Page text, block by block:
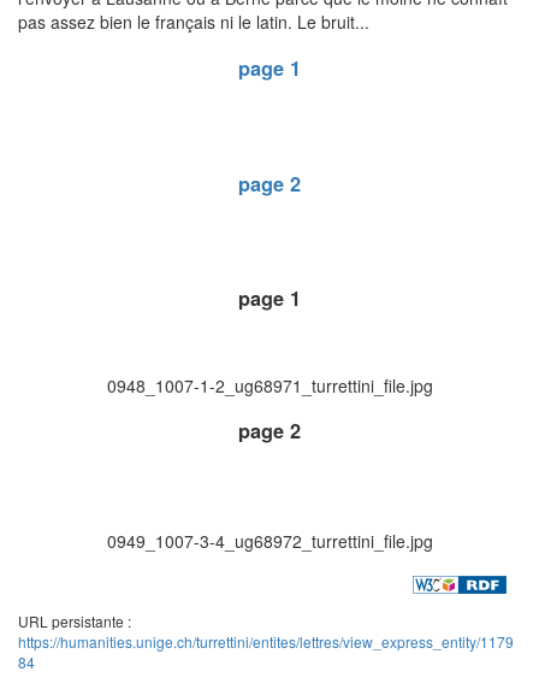
pas assez bien le français ni le latin. Le bruit...
page 1
page 2
page 1
0948_1007-1-2_ug68971_turrettini_file.jpg
page 2
0949_1007-3-4_ug68972_turrettini_file.jpg
URL persistante :
https://humanities.unige.ch/turrettini/entites/lettres/view_express_entity/1179
84